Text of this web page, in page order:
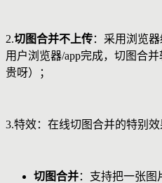
2.切图合并不上传：采用浏览
用户浏览器/app完成，切图合
贵呀）；
3.特效：在线切图合并的特别
切图合并：支持把一张图